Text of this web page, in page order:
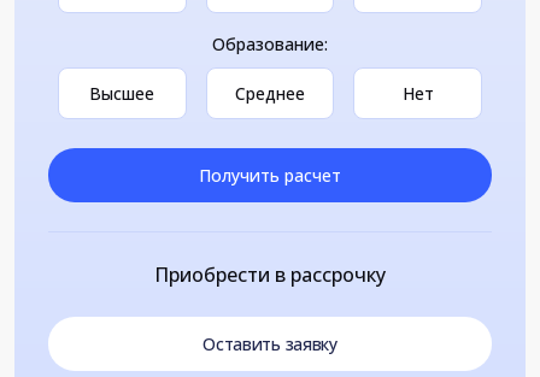
Образование:
Высшее Среднее Нет
Получить расчет
Приобрести в рассрочку
Оставить заявку